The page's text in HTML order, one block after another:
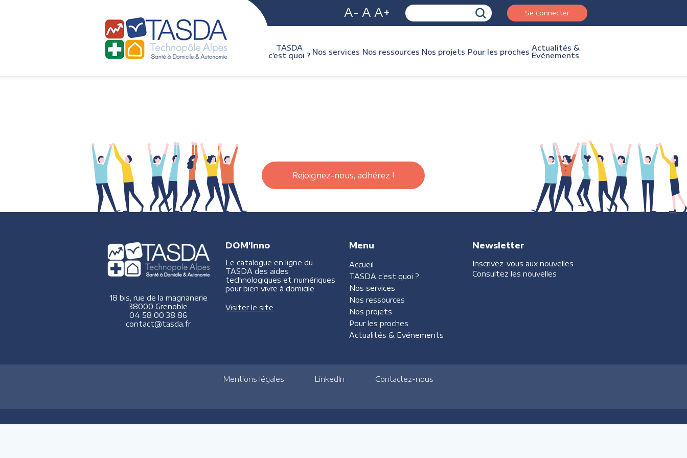
A- A A+ Se connecter
TASDA
c’est quoi ? Nos services Nos ressources Nos projets Pour les proches Actualités &
Evénements
Rejoignez-nous, adhérez !
18 bis, rue de la magnanerie
38000 Grenoble
04 58 00 38 86
contact@tasda.fr
DOM'Inno
Le catalogue en ligne du
TASDA des aides
technologiques et numériques
pour bien vivre à domicile
Visiter le site
Menu
Accueil
TASDA c’est quoi ?
Nos services
Nos ressources
Nos projets
Pour les proches
Actualités & Evénements
Newsletter
Inscrivez-vous aux nouvelles
Consultez les nouvelles
Mentions légales LinkedIn Contactez-nous